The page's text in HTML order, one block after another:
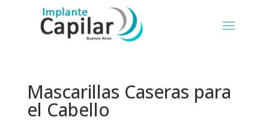
Mascarillas Caseras para
el Cabello